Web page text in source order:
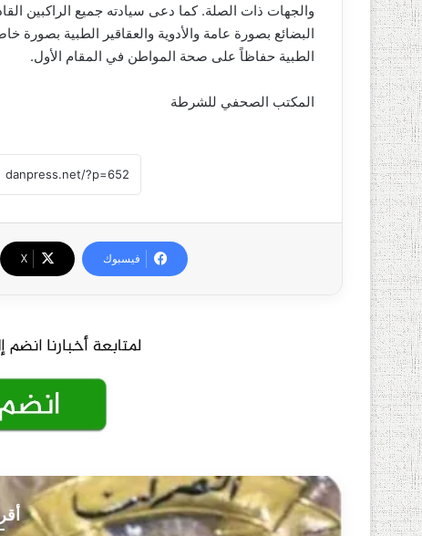
والجهات ذات الصلة. كما دعى سيادته جميع الراكبين
البضائع بصورة عامة والأدوية والعقاقير الطبية
الطبية حفاظاً على صحة المواطن في المقام الأول.
المكتب الصحفي للشرطة
فيسبوك ‫X